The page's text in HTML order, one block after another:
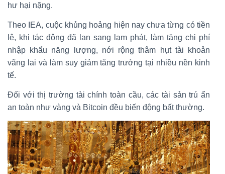
hư hại nặng.
Theo IEA, cuộc khủng hoảng hiện nay chưa từng có tiền
lệ, khi tác động đã lan sang lạm phát, làm tăng chi phí
nhập khẩu năng lượng, nới rộng thâm hụt tài khoản
vãng lai và làm suy giảm tăng trưởng tại nhiều nền kinh
tế.
Đối với thị trường tài chính toàn cầu, các tài sản trú ẩn
an toàn như vàng và Bitcoin đều biến động bất thường.